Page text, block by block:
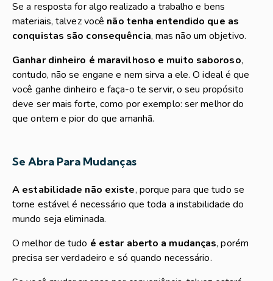
Se a resposta for algo realizado a trabalho e bens
materiais, talvez você não tenha entendido que as
conquistas são consequência, mas não um objetivo.
Ganhar dinheiro é maravilhoso e muito saboroso,
contudo, não se engane e nem sirva a ele. O ideal é que
você ganhe dinheiro e faça-o te servir, o seu propósito
deve ser mais forte, como por exemplo: ser melhor do
que ontem e pior do que amanhã.
Se Abra Para Mudanças
A estabilidade não existe, porque para que tudo se
torne estável é necessário que toda a instabilidade do
mundo seja eliminada.
O melhor de tudo é estar aberto a mudanças, porém
precisa ser verdadeiro e só quando necessário.